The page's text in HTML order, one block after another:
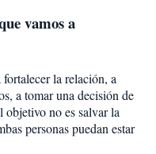
vamos a
la relación, a
a tomar una decisión de
objetivo no es salvar la
personas puedan estar